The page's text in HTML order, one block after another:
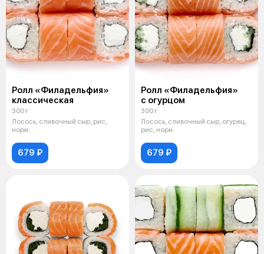
Ролл «Филадельфия»
классическая
300 г
Лосось, сливочный сыр, рис,
нори.
679 ₽
Ролл «Филадельфия»
с огурцом
300 г
Лосось, сливочный сыр, огурец,
рис, нори.
679 ₽